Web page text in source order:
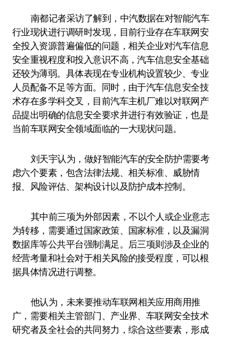
南都记者采访了解到，中汽数据在对智能汽车
行业现状进行调研时发现，目前行业存在车联网安
全投入资源普遍偏低的问题，相关企业对汽车信息
安全重视程度和投入意识不高，汽车信息安全基础
还较为薄弱。具体表现在专业机构设置较少、专业
人员配备不足等方面。同时，由于汽车信息安全技
术存在多学科交叉，目前汽车主机厂难以对联网产
品提出明确的信息安全要求并进行有效验证，也是
当前车联网安全领域面临的一大现状问题。
刘天宇认为，做好智能汽车的安全防护需要考
虑六个要素，包含法律法规、相关标准、威胁情
报、风险评估、架构设计以及防护成本控制。
其中前三项为外部因素，不以个人或企业意志
为转移，需要通过国家政策、国家标准，以及漏洞
数据库等公共平台强制满足。后三项则涉及企业的
经营考量和社会对于相关风险的接受程度，可以根
据具体情况进行调整。
他认为，未来要推动车联网相关应用商用推
广，需要相关主管部门、产业界、车联网安全技术
研究者及全社会的共同努力，综合这些要素，形成